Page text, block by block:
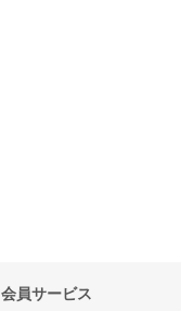
会員サービス